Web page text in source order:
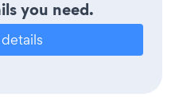
you need.